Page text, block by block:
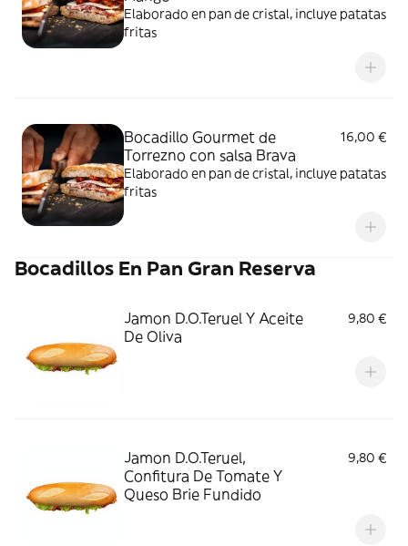
Elaborado en pan de cristal, incluye patatas
fritas
Bocadillo Gourmet de
Torrezno con salsa Brava
16,00 €
Elaborado en pan de cristal, incluye patatas
fritas
Bocadillos En Pan Gran Reserva
Jamon D.O.Teruel Y Aceite
De Oliva
9,80 €
Jamon D.O.Teruel,
Confitura De Tomate Y
Queso Brie Fundido
9,80 €